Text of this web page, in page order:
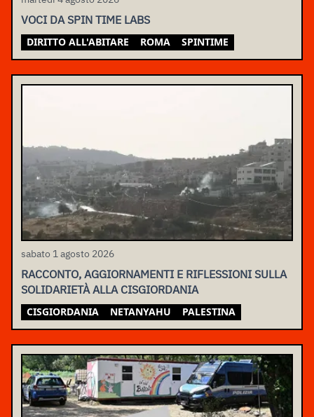
VOCI DA SPIN TIME LABS
DIRITTO ALL'ABITARE ROMA SPINTIME
sabato 1 agosto 2026
RACCONTO, AGGIORNAMENTI E RIFLESSIONI SULLA
SOLIDARIETÀ ALLA CISGIORDANIA
CISGIORDANIA NETANYAHU PALESTINA